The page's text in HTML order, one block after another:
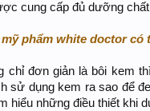
cung cấp đủ dưỡng
mỹ phẩm white doctor có
chỉ đơn giản là bôi kem
sử dụng kem ra sao để
hiểu những điều thiết khi